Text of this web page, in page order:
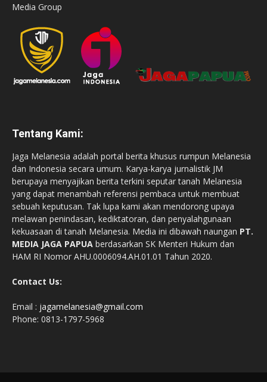
Media Group
Tentang Kami:
Jaga Melanesia adalah portal berita khusus rumpun Melanesia
dan Indonesia secara umum. Karya-karya jurnalistik JM
berupaya menyajikan berita terkini seputar tanah Melanesia
yang dapat menambah referensi pembaca untuk membuat
sebuah keputusan. Tak lupa kami akan mendorong upaya
melawan penindasan, kediktatoran, dan penyalahgunaan
kekuasaan di tanah Melanesia. Media ini dibawah naungan PT.
MEDIA JAGA PAPUA berdasarkan SK Menteri Hukum dan
HAM RI Nomor AHU.0006094.AH.01.01 Tahun 2020.
Contact Us:
Email : jagamelanesia@gmail.com
Phone: 0813-1797-5968